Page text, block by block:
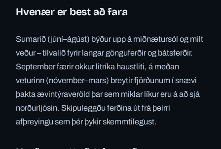
Hvenær er best að fara
Sumarið (júní–ágúst) býður upp á miðnætursól og milt
veður – tilvalið fyrir langar gönguferðir og bátsferðir.
September færir okkur litríka haustliti, á meðan
veturinn (nóvember–mars) breytir fjörðunum í snævi
þakta ævintýraveröld þar sem miklar líkur eru á að sjá
norðurljósin. Skipuleggðu ferðina út frá þeirri
afþreyingu sem þér þykir skemmtilegust.